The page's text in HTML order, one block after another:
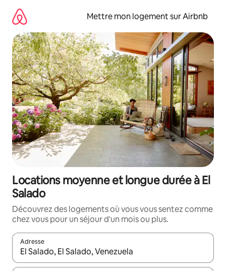
directement
contenu
Mettre mon logement sur Airbnb
Locations moyenne et longue durée à El
Salado
Découvrez des logements où vous vous sentez comme
chez vous pour un séjour d'un mois ou plus.
Adresse
Lorsque les résultats s'affichent, utilisez les flèches vers le